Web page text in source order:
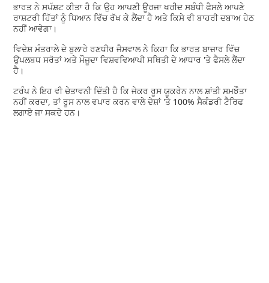
ਭਾਰਤ ਨੇ ਸਪੱਸ਼ਟ ਕੀਤਾ ਹੈ ਕਿ ਉਹ ਆਪਣੀ ਊਰਜਾ ਖਰੀਦ ਸਬੰਧੀ ਫੈਸਲੇ ਆਪਣੇ
ਰਾਸ਼ਟਰੀ ਹਿੱਤਾਂ ਨੂੰ ਧਿਆਨ ਵਿੱਚ ਰੱਖ ਕੇ ਲੈਂਦਾ ਹੈ ਅਤੇ ਕਿਸੇ ਵੀ ਬਾਹਰੀ ਦਬਾਅ ਹੇਠ
ਨਹੀਂ ਆਵੇਗਾ।
ਵਿਦੇਸ਼ ਮੰਤਰਾਲੇ ਦੇ ਬੁਲਾਰੇ ਰਣਧੀਰ ਜੈਸਵਾਲ ਨੇ ਕਿਹਾ ਕਿ ਭਾਰਤ ਬਾਜ਼ਾਰ ਵਿੱਚ
ਉਪਲਬਧ ਸਰੋਤਾਂ ਅਤੇ ਮੌਜੂਦਾ ਵਿਸ਼ਵਵਿਆਪੀ ਸਥਿਤੀ ਦੇ ਆਧਾਰ 'ਤੇ ਫੈਸਲੇ ਲੈਂਦਾ
ਹੈ।
ਟਰੰਪ ਨੇ ਇਹ ਵੀ ਚੇਤਾਵਨੀ ਦਿੱਤੀ ਹੈ ਕਿ ਜੇਕਰ ਰੂਸ ਯੂਕਰੇਨ ਨਾਲ ਸ਼ਾਂਤੀ ਸਮਝੌਤਾ
ਨਹੀਂ ਕਰਦਾ, ਤਾਂ ਰੂਸ ਨਾਲ ਵਪਾਰ ਕਰਨ ਵਾਲੇ ਦੇਸ਼ਾਂ 'ਤੇ 100% ਸੈਕੰਡਰੀ ਟੈਰਿਫ
ਲਗਾਏ ਜਾ ਸਕਦੇ ਹਨ।